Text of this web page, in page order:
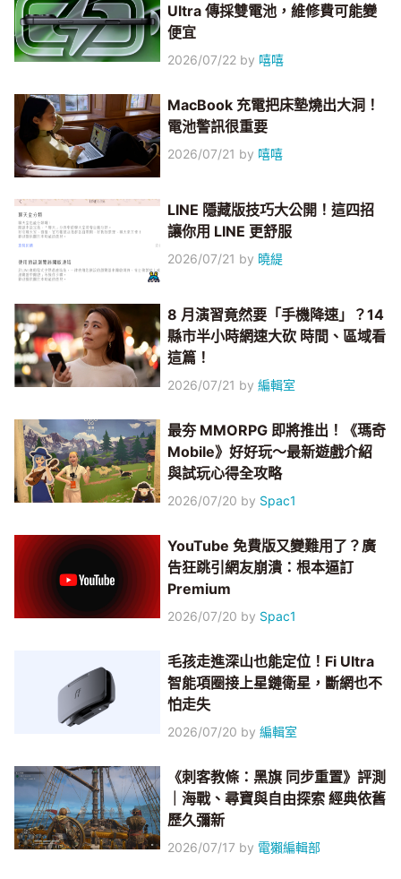
Ultra 傳採雙電池，維修費可能變
便宜
2026/07/22 by 嘻嘻
MacBook 充電把床墊燒出大洞！
電池警訊很重要
2026/07/21 by 嘻嘻
LINE 隱藏版技巧大公開！這四招
讓你用 LINE 更舒服
2026/07/21 by 曉緹
8 月演習竟然要「手機降速」？14
縣市半小時網速大砍 時間、區域看
這篇！
2026/07/21 by編輯室
最夯 MMORPG 即將推出！《瑪奇
Mobile》好好玩～最新遊戲介紹
與試玩心得全攻略
2026/07/20 by Spac1
YouTube 免費版又變難用了？廣
告狂跳引網友崩潰：根本逼訂
Premium
2026/07/20 by Spac1
毛孩走進深山也能定位！Fi Ultra
智能項圈接上星鏈衛星，斷網也不
怕走失
2026/07/20 by編輯室
《刺客教條：黑旗 同步重置》評測
｜海戰、尋寶與自由探索 經典依舊
歷久彌新
2026/07/17 by 電獺編輯部